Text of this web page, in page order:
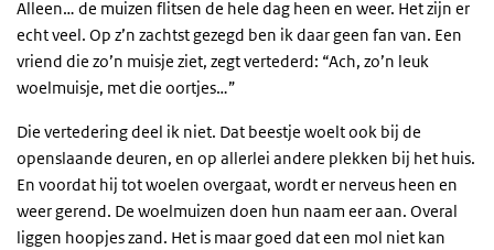
Alleen… de muizen flitsen de hele dag heen en weer. Het zijn er
echt veel. Op z’n zachtst gezegd ben ik daar geen fan van. Een
vriend die zo’n muisje ziet, zegt vertederd: “Ach, zo’n leuk
woelmuisje, met die oortjes…”
Die vertedering deel ik niet. Dat beestje woelt ook bij de
openslaande deuren, en op allerlei andere plekken bij het huis.
En voordat hij tot woelen overgaat, wordt er nerveus heen en
weer gerend. De woelmuizen doen hun naam eer aan. Overal
liggen hoopjes zand. Het is maar goed dat een mol niet kan